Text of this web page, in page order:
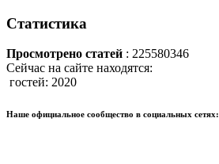
Статистика
Просмотрено статей : 225580346
Сейчас на сайте находятся:
гостей: 2020
Наше официальное сообщество в социальных сетях: